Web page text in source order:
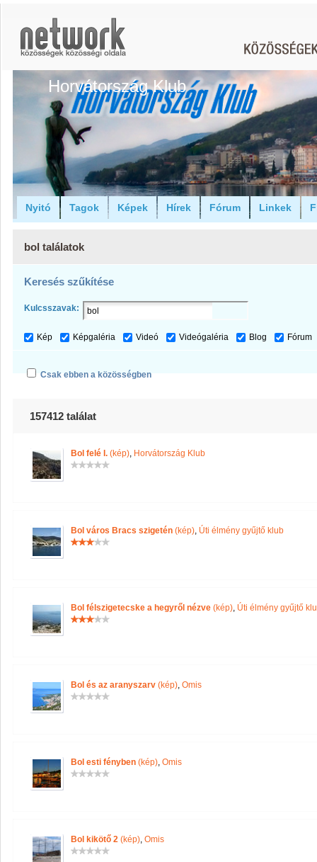
Horvátország Klub
Nyitó Tagok Képek Hírek Fórum Linkek
bol találatok
Keresés szűkítése
Kulcsszavak:
Kép Képgaléria Videó Videógaléria Blog Fórum
Csak ebben a közösségben
157412 találat
Bol felé I. (kép), Horvátország Klub
Bol város Bracs szigetén (kép), Úti élmény gyűjtő klub
Bol félszigetecske a hegyről nézve (kép), Úti élmény gyűjtő
Bol és az aranyszarv (kép), Omis
Bol esti fényben (kép), Omis
Bol kikötő 2 (kép), Omis